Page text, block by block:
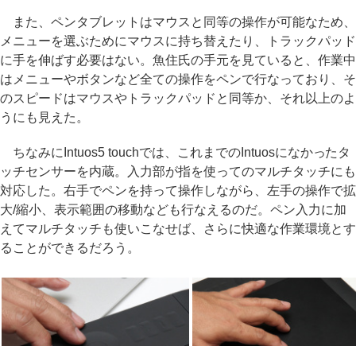
また、ペンタブレットはマウスと同等の操作が可能なため、
メニューを選ぶためにマウスに持ち替えたり、トラックパッド
に手を伸ばす必要はない。魚住氏の手元を見ていると、作業中
はメニューやボタンなど全ての操作をペンで行なっており、そ
のスピードはマウスやトラックパッドと同等か、それ以上のよ
うにも見えた。
ちなみにIntuos5 touchでは、これまでのIntuosになかったタ
ッチセンサーを内蔵。入力部が指を使ってのマルチタッチにも
対応した。右手でペンを持って操作しながら、左手の操作で拡
大/縮小、表示範囲の移動なども行なえるのだ。ペン入力に加
えてマルチタッチも使いこなせば、さらに快適な作業環境とす
ることができるだろう。